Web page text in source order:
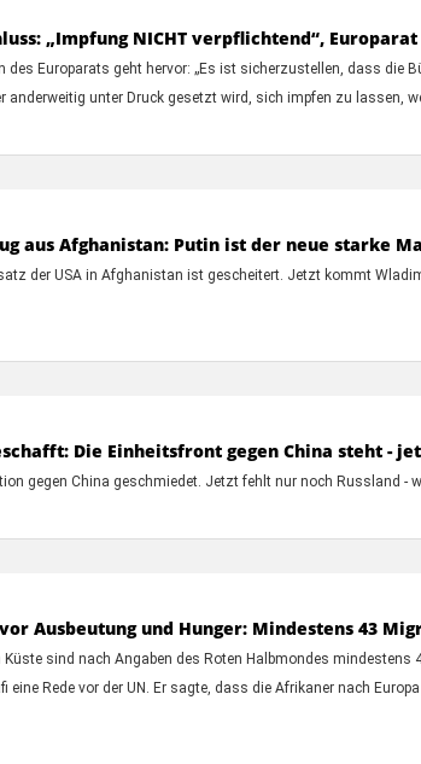
„Impfung NICHT verpflichtend“,
des Europarats geht hervor: „Es ist sicherzustellen, dass die
anderweitig unter Druck gesetzt wird, sich impfen zu lassen,
aus Afghanistan: Putin ist der neue starke
der USA in Afghanistan ist gescheitert. Jetzt kommt
Die Einheitsfront gegen China steht -
gegen China geschmiedet. Jetzt fehlt nur noch Russland -
Ausbeutung und Hunger: Mindestens 43
sind nach Angaben des Roten Halbmondes
eine Rede vor der UN. Er sagte, dass die Afrikaner nach